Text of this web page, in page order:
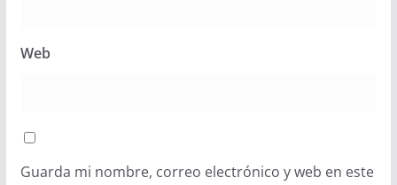
Web
Guarda mi nombre, correo electrónico y web en este